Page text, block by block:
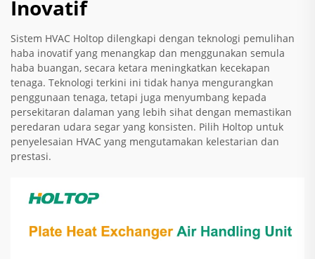
Inovatif
Sistem HVAC Holtop dilengkapi dengan teknologi pemulihan
haba inovatif yang menangkap dan menggunakan semula
haba buangan, secara ketara meningkatkan kecekapan
tenaga. Teknologi terkini ini tidak hanya mengurangkan
penggunaan tenaga, tetapi juga menyumbang kepada
persekitaran dalaman yang lebih sihat dengan memastikan
peredaran udara segar yang konsisten. Pilih Holtop untuk
penyelesaian HVAC yang mengutamakan kelestarian dan
prestasi.